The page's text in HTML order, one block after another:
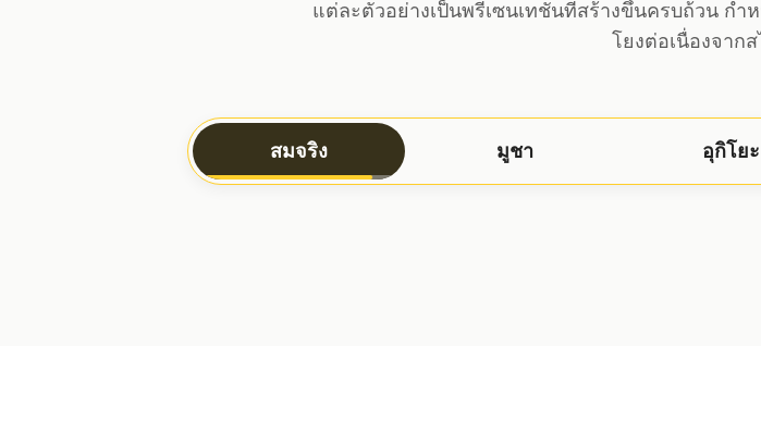
แต่ละตัวอย่างเป็นพรีเซนเทชันที่สร้างขึ้นครบถ้วน กำ
โยงต่อเนื่องจาก
สมจริง มูชา อุกิโยะ